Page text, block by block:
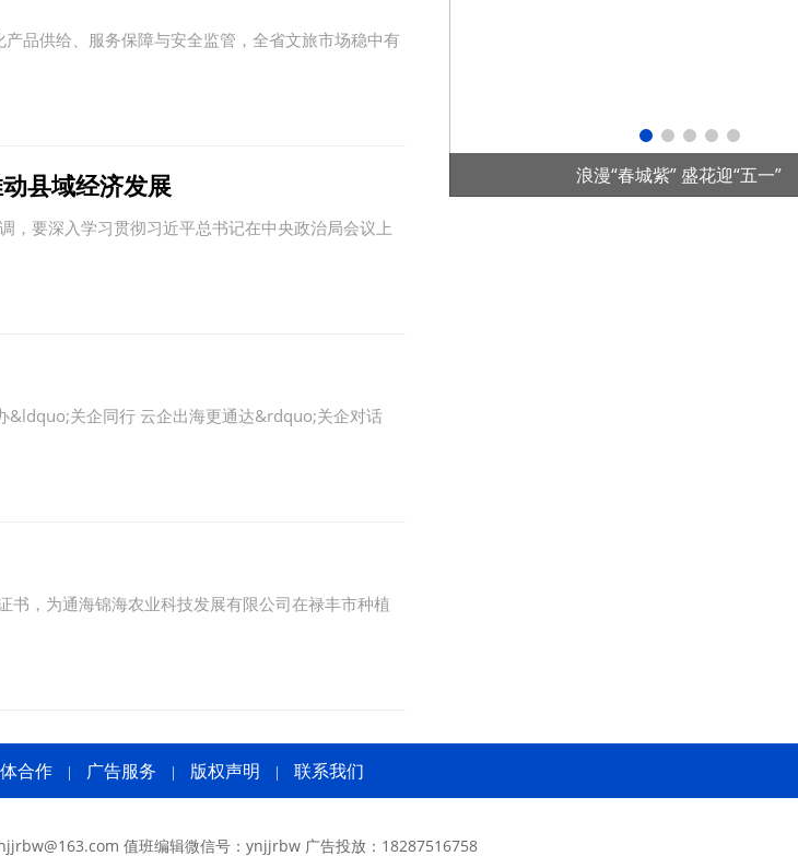
供给、服务保障与安全监管，全省文旅市场稳中有
县域经济发展
要深入学习贯彻习近平总书记在中央政治局会议上
关企同行 云企出海更通达&rdquo;关企对话
，为通海锦海农业科技发展有限公司在禄丰市种植
中企承建东南亚单体最大光伏项目在老挝投运 浪漫“春城紫” 盛花迎“五一”
合作 广告服务 版权声明 联系我们
值班编辑微信号：ynjjrbw 广告投放：18287516758